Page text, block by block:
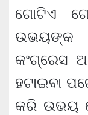
ଗୋଟିଏ
ଉଭୟଙ୍କ
କଂଗ୍ରେସ
ହଟାଇବା
କରି ଉଭୟ